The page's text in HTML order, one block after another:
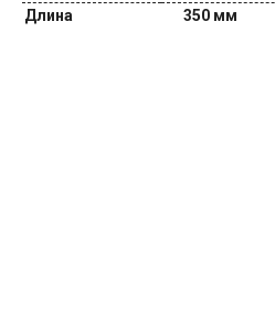
Длина
350 мм